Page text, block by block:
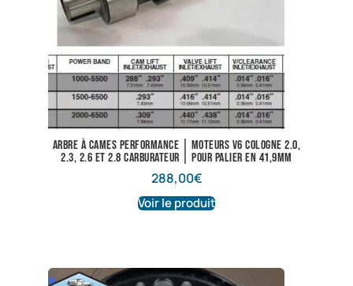
Arbre à cames performance | Moteurs V6 Cologne 2.0,
2.3, 2.6 et 2.8 carburateur | Pour palier en 41,9mm
288,00€
Voir le produit